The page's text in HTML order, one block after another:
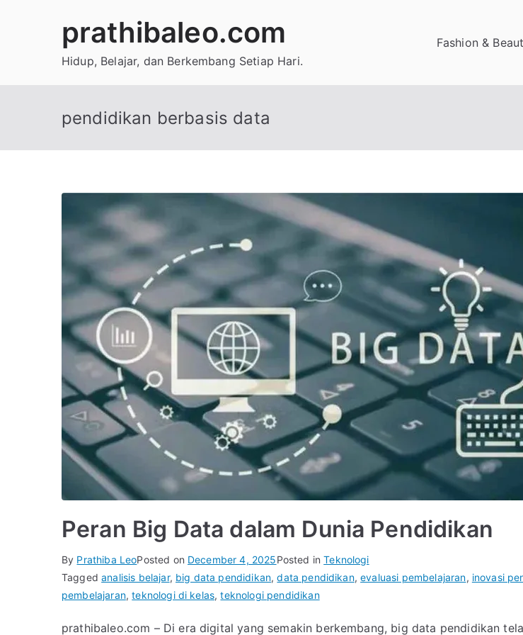
prathibaleo.com
Hidup, Belajar, dan Berkembang Setiap Hari.
Fashion &
pendidikan berbasis data
Peran Big Data dalam Dunia Pendidikan
By Prathiba LeoPosted on December 4, 2025Posted inTeknologi
Taggedanalisis belajar, big data pendidikan,data pendidikan,evaluasi pembelajaran, inovasi
pembelajaran,teknologi di kelas,teknologi pendidikan
prathibaleo.com – Di era digital yang semakin berkembang, big data pendidikan